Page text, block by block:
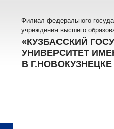
Филиал федерального
учреждения высшего
«КУЗБАССКИЙ
УНИВЕРСИТЕТ
В Г.НОВОКУЗНЕЦКЕ